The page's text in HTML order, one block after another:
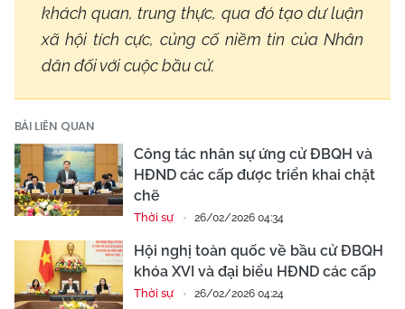
khách quan, trung thực, qua đó tạo dư luận
xã hội tích cực, củng cố niềm tin của Nhân
dân đối với cuộc bầu cử.
BÀI LIÊN QUAN
Công tác nhân sự ứng cử ĐBQH và
HĐND các cấp được triển khai chặt
chẽ
Thời sự 26/02/2026 04:34
Hội nghị toàn quốc về bầu cử ĐBQH
khóa XVI và đại biểu HĐND các cấp
Thời sự 26/02/2026 04:24